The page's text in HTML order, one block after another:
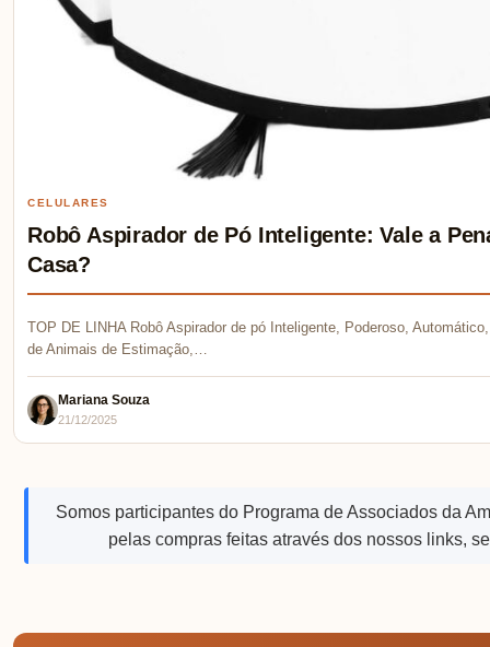
CELULARES
Robô Aspirador de Pó Inteligente: Vale a
Casa?
TOP DE LINHA Robô Aspirador de pó Inteligente, Poderoso,
de Animais de Estimação,…
Mariana Souza
21/12/2025
Somos participantes do Programa de Associados da
pelas compras feitas através dos nossos links,